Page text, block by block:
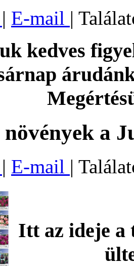
| E-mail |
kedves
a
| E-mail |
Itt az ideje a